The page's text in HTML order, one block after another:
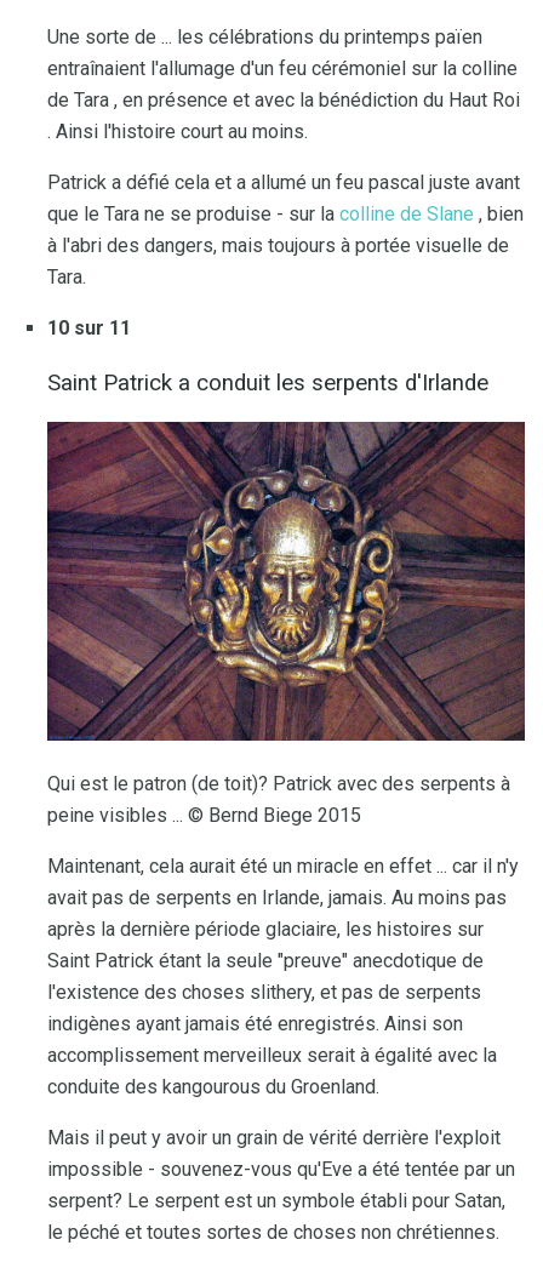
Une sorte de ... les célébrations du printemps païen
entraînaient l'allumage d'un feu cérémoniel sur la colline
de Tara , en présence et avec la bénédiction du Haut Roi
. Ainsi l'histoire court au moins.
Patrick a défié cela et a allumé un feu pascal juste avant
que le Tara ne se produise - sur la colline de Slane , bien
à l'abri des dangers, mais toujours à portée visuelle de
Tara.
10 sur 11
Saint Patrick a conduit les serpents d'Irlande
Qui est le patron (de toit)? Patrick avec des serpents à
peine visibles ... © Bernd Biege 2015
Maintenant, cela aurait été un miracle en effet ... car il n'y
avait pas de serpents en Irlande, jamais. Au moins pas
après la dernière période glaciaire, les histoires sur
Saint Patrick étant la seule "preuve" anecdotique de
l'existence des choses slithery, et pas de serpents
indigènes ayant jamais été enregistrés. Ainsi son
accomplissement merveilleux serait à égalité avec la
conduite des kangourous du Groenland.
Mais il peut y avoir un grain de vérité derrière l'exploit
impossible - souvenez-vous qu'Eve a été tentée par un
serpent? Le serpent est un symbole établi pour Satan,
le péché et toutes sortes de choses non chrétiennes.